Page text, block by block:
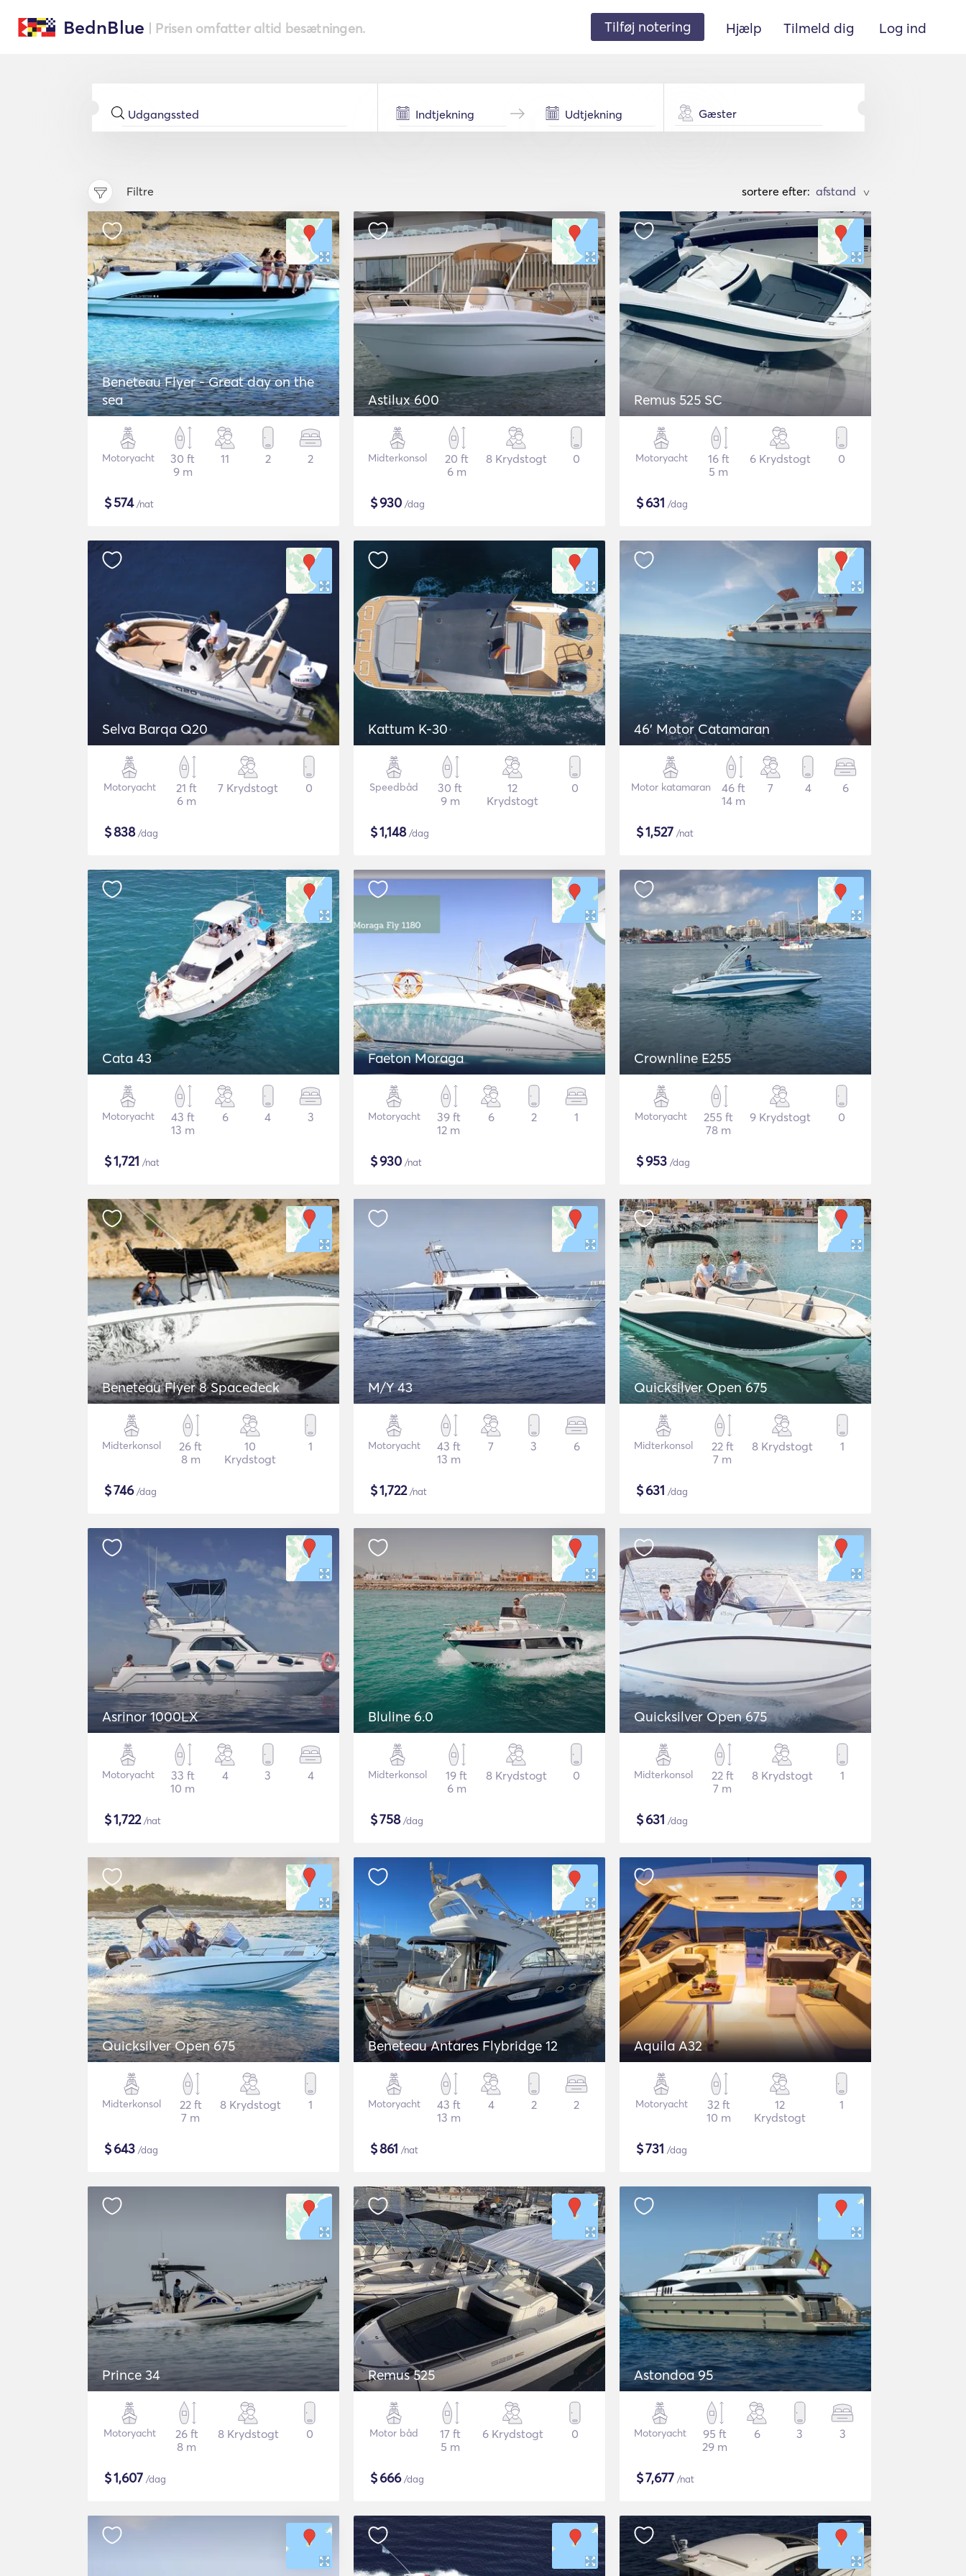
BednBlue | Prisen omfatter altid besætningen. Tilføj notering Hjælp Tilmeld dig Log ind
Gæster
Filtre sortere efter: >
Beneteau Flyer - Great day on the
sea
Motoryacht
30 ft
9 m
11 2 2
$574/nat
Astilux 600
Midterkonsol
20 ft
6 m
8 Krydstogt 0
$930 /dag
Remus 525 SC
Motoryacht
16 ft
5 m
6 Krydstogt 0
$631 /dag
Selva Barqa Q20
Motoryacht
21 ft
6 m
7 Krydstogt 0
$838/dag
Kattum K-30
Speedbåd
30 ft
9 m
12
Krydstogt
0
$1,148/dag
46' Motor Catamaran
Motor katamaran
46 ft
14 m
7 4 6
$1,527 /nat
Cata 43
Motoryacht
43 ft
13 m
6 4 3
$1,721 /nat
Faeton Moraga
Motoryacht
39 ft
12 m
6 2 1
$930 /nat
Crownline E255
Motoryacht
255 ft
78 m
9 Krydstogt 0
$953 /dag
Beneteau Flyer 8 Spacedeck
Midterkonsol
26 ft
8 m
10
Krydstogt
1
$746/dag
M/Y 43
Motoryacht
43 ft
13 m
7 3 6
$1,722/nat
Quicksilver Open 675
Midterkonsol
22 ft
7 m
8 Krydstogt 1
$631 /dag
Asrinor 1000LX
Motoryacht
33 ft
10 m
4 3 4
$1,722/nat
Bluline 6.0
Midterkonsol
19 ft
6 m
8 Krydstogt 0
$758/dag
Quicksilver Open 675
Midterkonsol
22 ft
7 m
8 Krydstogt 1
$631 /dag
Quicksilver Open 675
Midterkonsol
22 ft
7 m
8 Krydstogt 1
$643 /dag
Beneteau Antares Flybridge 12
Motoryacht
43 ft
13 m
4 2 2
$861 /nat
Aquila A32
Motoryacht
32 ft
10 m
12
Krydstogt
1
$731 /dag
Prince 34
Motoryacht
26 ft
8 m
8 Krydstogt 0
$1,607 /dag
Remus 525
Motor båd
17 ft
5 m
6 Krydstogt 0
$666/dag
Astondoa 95
Motoryacht
95 ft
29 m
6 3 3
$7,677 /nat